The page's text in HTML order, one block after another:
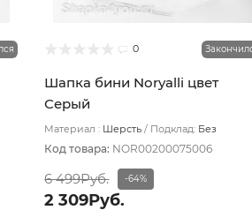
0
Шапка бини Noryalli цвет
Серый
Материал : Шерсть Подклад: Без
Код товара: NOR00200075006
6 499Руб. -64%
2 309Руб.